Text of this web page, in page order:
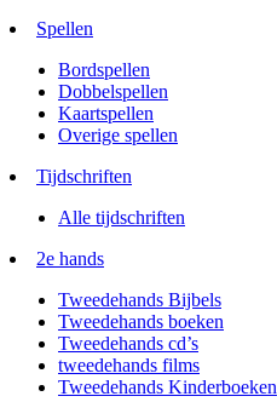
Spellen
Bordspellen
Dobbelspellen
Kaartspellen
Overige spellen
Tijdschriften
Alle tijdschriften
2e hands
Tweedehands Bijbels
Tweedehands boeken
Tweedehands cd’s
tweedehands films
Tweedehands Kinderboeken